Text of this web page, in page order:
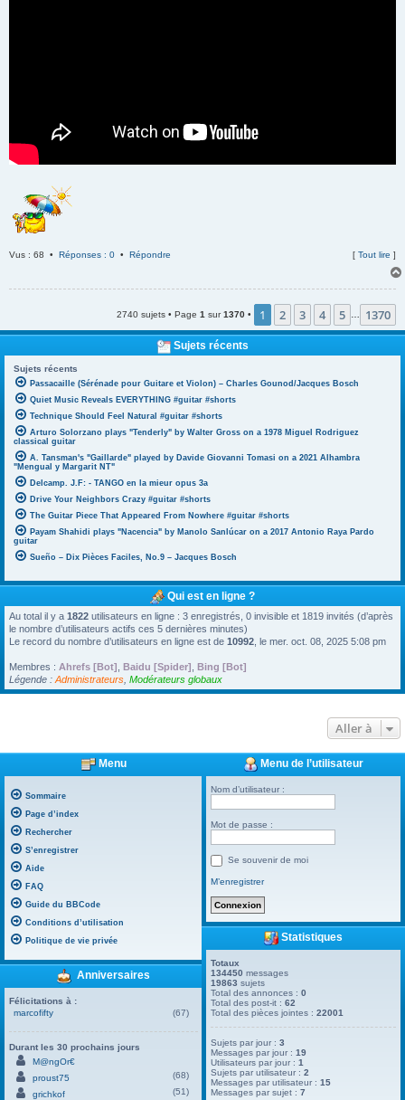
Vus : 68 • Réponses : 0 • Répondre [ Tout lire ]
2740 sujets • Page 1 sur1370 • 1 2 3 4 5 1370
Sujets récents
Sujets récents
Passacaille (Sérénade pour Guitare et Violon) – Charles Gounod/Jacques Bosch
Quiet Music Reveals EVERYTHING #guitar #shorts
Technique Should Feel Natural #guitar #shorts
Arturo Solorzano plays "Tenderly" by Walter Gross on a 1978 Miguel Rodriguez
classical guitar
A. Tansman's "Gaillarde" played by Davide Giovanni Tomasi on a 2021 Alhambra
"Mengual y Margarit NT"
Delcamp. J.F: - TANGO en la mieur opus 3a
Drive Your Neighbors Crazy #guitar #shorts
The Guitar Piece That Appeared From Nowhere #guitar #shorts
Payam Shahidi plays "Nacencia" by Manolo Sanlúcar on a 2017 Antonio Raya Pardo
guitar
Sueño – Dix Pièces Faciles, No.9 – Jacques Bosch
Qui est en ligne ?
Au total il y a 1822 utilisateurs en ligne : 3 enregistrés, 0 invisible et 1819 invités (d’après
le nombre d’utilisateurs actifs ces 5 dernières minutes)
Le record du nombre d’utilisateurs en ligne est de 10992 , le mer. oct. 08, 2025 5:08 pm
Membres : Ahrefs [Bot] Baidu [Spider] Bing [Bot]
Légende : Administrateurs Modérateurs globaux
Aller à
Menu
Sommaire
Page d’index
Rechercher
S’enregistrer
Aide
FAQ
Guide du BBCode
Conditions d’utilisation
Politique de vie privée
Anniversaires
Félicitations à :
marcofifty
(67)
Durant les 30 prochains jours
M@ngOr€
proust75
(68)
grichkof
(51)
Menu de l’utilisateur
Nom d’utilisateur :
Mot de passe :
Se souvenir de moi
M’enregistrer
Statistiques
Totaux
134450 messages
19863 sujets
Total des annonces :0
Total des post-it :62
Total des pièces jointes :22001
Sujets par jour :3
Messages par jour :19
Utilisateurs par jour :1
Sujets par utilisateur :2
Messages par utilisateur :15
Messages par sujet :7